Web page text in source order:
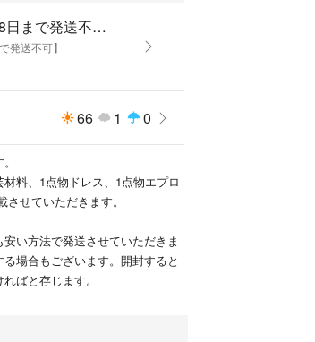
【7月27日〜8月18日まで発送不可】
発送不可】
66 1 0
料、1点物ドレス、1点物エプロ
せていただきます。
い方法で発送させていただきま
場合もございます。開封すると
ばと存じます。